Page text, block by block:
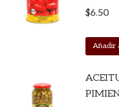
$6.50
Añadir